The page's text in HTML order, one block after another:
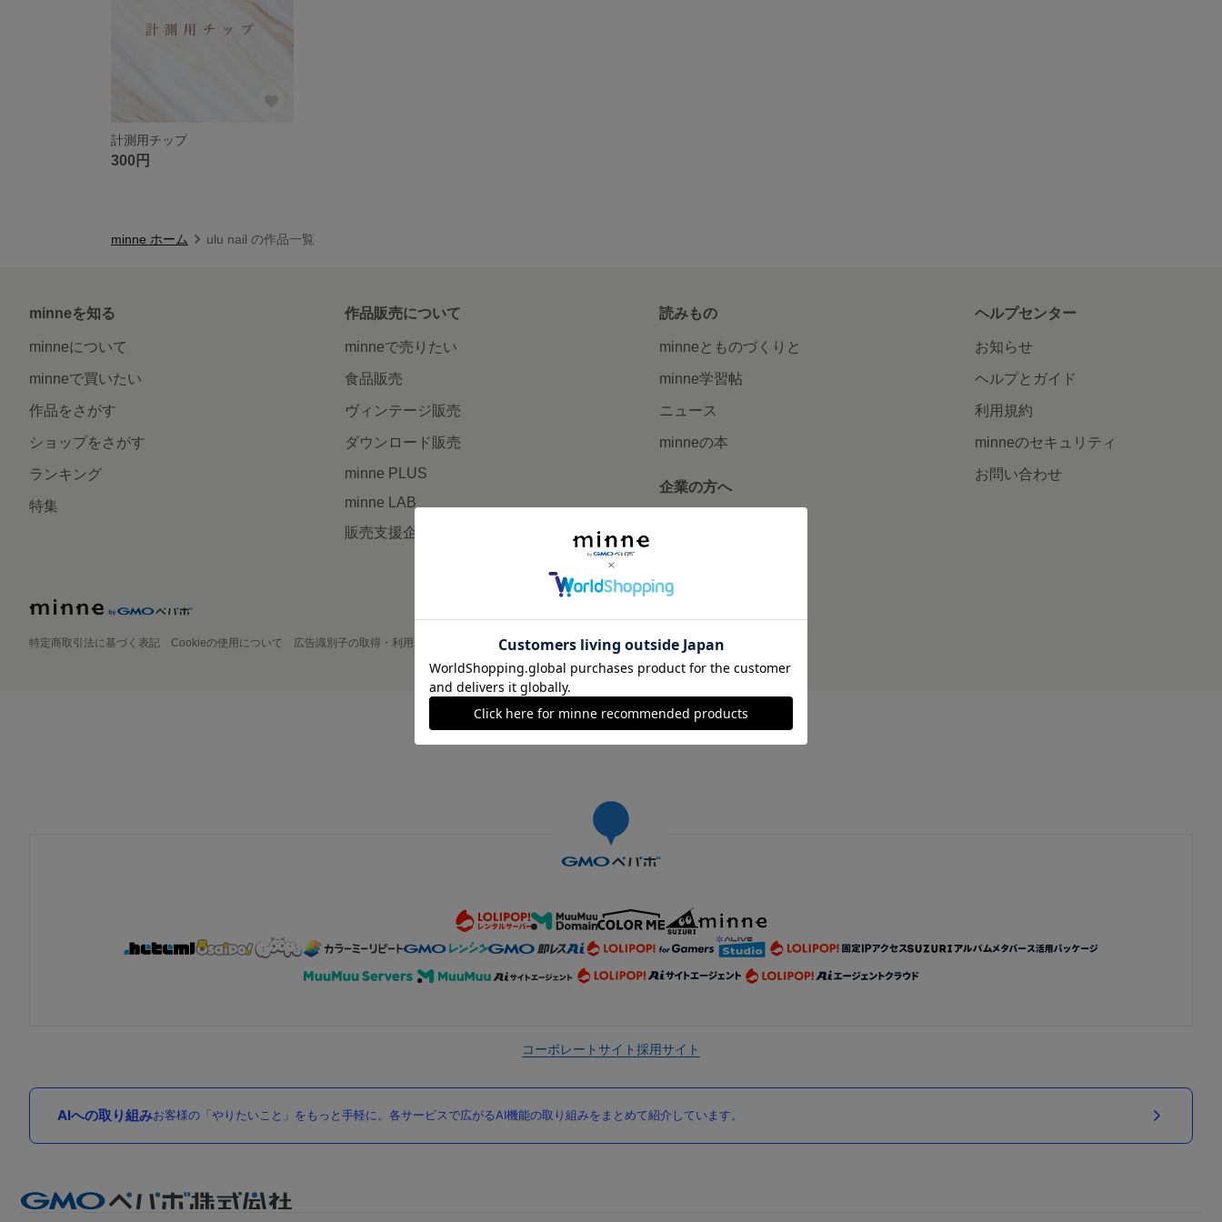
計測用チップ
300円
minne ホーム ulu nail の作品一覧
minneを知る
minneについて
minneで買いたい
作品をさがす
ショップをさがす
ランキング
特集
作品販売について
minneで売りたい
食品販売
ヴィンテージ販売
ダウンロード販売
minne PLUS
minne LAB
販売支援企画・イベント
読みもの
minneとものづくりと
minne学習帖
ニュース
minneの本
企業の方へ
ヘルプセンター
お知らせ
ヘルプとガイド
利用規約
minneのセキュリティ
お問い合わせ
特定商取引法に基づく表記 Cookieの使用について 広告識別子の取得・利用 プライバシーポリシー 会社概要 採用情報 メディアキット
©GMO Pepabo, Inc. All rights reserved.
コーポレートサイト採用サイト
AIへの取り組みお客様の「やりたいこと」をもっと手軽に。各サービスで広がるAI機能の取り組みをまとめて紹介しています。